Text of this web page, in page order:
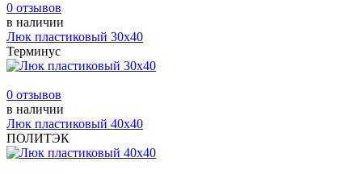
0 отзывов
в наличии
Люк пластиковый 30х40
Терминус
0 отзывов
в наличии
Люк пластиковый 40х40
ПОЛИТЭК